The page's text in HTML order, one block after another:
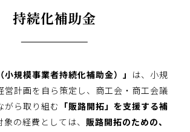
持続化補助金
小規模事業者持続化補助金）」 は、小規
計画を自ら策定し、商工会・商工会議
がら取り組む 「販路開拓」を支援する補
象の経費としては、 販路開拓のための、